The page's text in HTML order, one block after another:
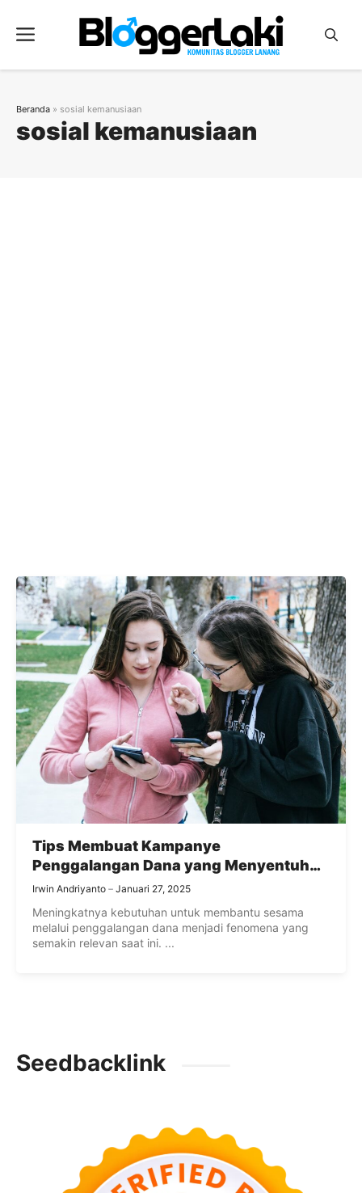
Menu
sosial kemanusiaan
Beranda » sosial kemanusiaan
Tips Membuat Kampanye
Penggalangan Dana yang Menyentuh
Hati
Irwin Andriyanto Januari 27, 2025
Meningkatnya kebutuhan untuk membantu sesama
melalui penggalangan dana menjadi fenomena yang
semakin relevan saat ini. ...
Seedbacklink